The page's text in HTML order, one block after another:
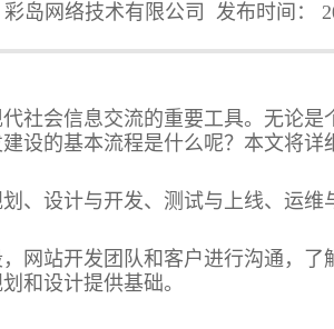
岛网络技术有限公司 发布时间：
社会信息交流的重要工具。无论
设的基本流程是什么呢？本文将详
、设计与开发、测试与上线、运维
网站开发团队和客户进行沟通，
和设计提供基础。